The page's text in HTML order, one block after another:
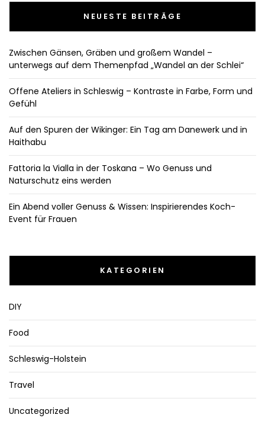
NEUESTE BEITRÄGE
Zwischen Gänsen, Gräben und großem Wandel –
unterwegs auf dem Themenpfad „Wandel an der Schlei“
Offene Ateliers in Schleswig – Kontraste in Farbe, Form und
Gefühl
Auf den Spuren der Wikinger: Ein Tag am Danewerk und in
Haithabu
Fattoria la Vialla in der Toskana – Wo Genuss und
Naturschutz eins werden
Ein Abend voller Genuss & Wissen: Inspirierendes Koch-
Event für Frauen
KATEGORIEN
DIY
Food
Schleswig-Holstein
Travel
Uncategorized